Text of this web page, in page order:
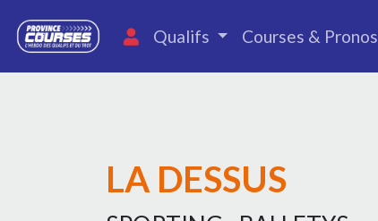
Qualifs Courses & Pronos
LA DESSUS